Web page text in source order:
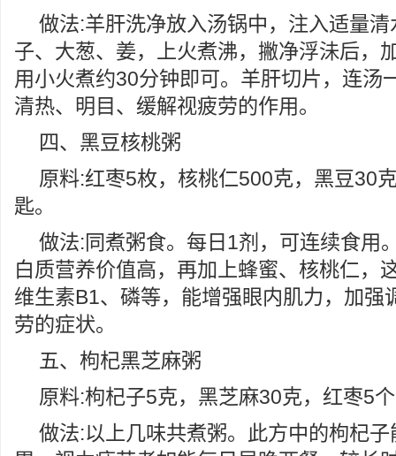
做法:羊肝洗净放入汤锅中，注入适量
子、大葱、姜，上火煮沸，撇净浮沬后，
用小火煮约30分钟即可。羊肝切片，连汤
清热、明目、缓解视疲劳的作用。
四、黑豆核桃粥
原料:红枣5枚，核桃仁500克，黑豆30
匙。
做法:同煮粥食。每日1剂，可连续食用
白质营养价值高，再加上蜂蜜、核桃仁，
维生素B1、磷等，能增强眼内肌力，加强
劳的症状。
五、枸杞黑芝麻粥
原料:枸杞子5克，黑芝麻30克，红枣5
做法:以上几味共煮粥。此方中的枸杞